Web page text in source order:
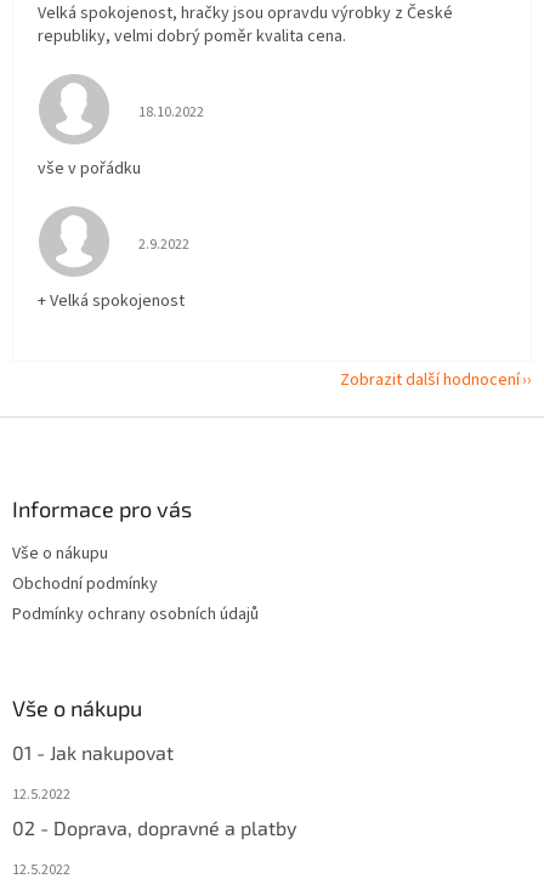
Velká spokojenost, hračky jsou opravdu výrobky z České
republiky, velmi dobrý poměr kvalita cena.
Hodnocení obchodu je 5 z 5 hvězdiček.
18.10.2022
vše v pořádku
Hodnocení obchodu je 5 z 5 hvězdiček.
2.9.2022
+ Velká spokojenost
Zobrazit další hodnocení
Informace pro vás
Vše o nákupu
Obchodní podmínky
Podmínky ochrany osobních údajů
Vše o nákupu
01 - Jak nakupovat
12.5.2022
02 - Doprava, dopravné a platby
12.5.2022